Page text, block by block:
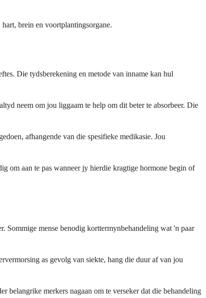
brein en voortplantingsorgane.
Die tydsberekening en metode van inname kan hul
neem om jou liggaam te help om dit beter te absorbeer. Die
afhangende van die spesifieke medikasie. Jou
om aan te pas wanneer jy hierdie kragtige hormone begin of
Sommige mense benodig korttermynbehandeling wat 'n paar
as gevolg van siekte, hang die duur af van jou
belangrike merkers nagaan om te verseker dat die behandeling